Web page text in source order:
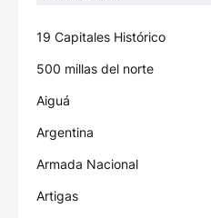
19 Capitales Histórico
500 millas del norte
Aiguá
Argentina
Armada Nacional
Artigas